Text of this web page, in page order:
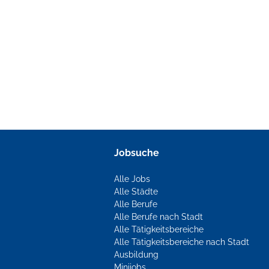
Jobsuche
Alle Jobs
Alle Städte
Alle Berufe
Alle Berufe nach Stadt
Alle Tätigkeitsbereiche
Alle Tätigkeitsbereiche nach Stadt
Ausbildung